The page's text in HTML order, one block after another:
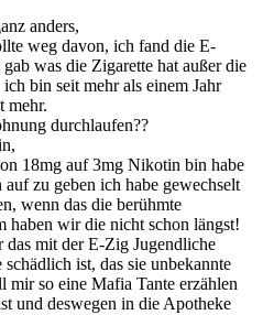
anders,
weg davon, ich fand die E-
was die Zigarette hat außer die
bin seit mehr als einem Jahr
mehr.
durchlaufen??
18mg auf 3mg Nikotin bin habe
zu geben ich habe gewechselt
wenn das die berühmte
haben wir die nicht schon längst!
das mit der E-Zig Jugendliche
ist, das sie unbekannte
so eine Mafia Tante erzählen
und deswegen in die Apotheke